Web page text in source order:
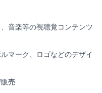
音楽等の視聴覚コンテンツ
マーク、ロゴなどのデザイ
売